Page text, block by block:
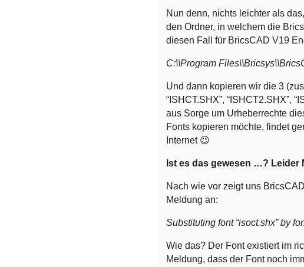
Nun denn, nichts leichter als
den Ordner, in welchem die
diesen Fall für BricsCAD V19
C:\\Program
Und dann kopieren wir die 3
“ISHCT.SHX”, “ISHCT2.SHX”,
aus Sorge um Urheberrechte
Fonts kopieren möchte, findet
Internet 😉
Ist es das gewesen …? Leider
Nach wie vor zeigt uns
Meldung an:
Substituting font “isoct.shx” by
Wie das? Der Font existiert im
Meldung, dass der Font noch